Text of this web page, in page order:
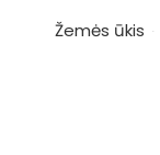
Žemės ūkis